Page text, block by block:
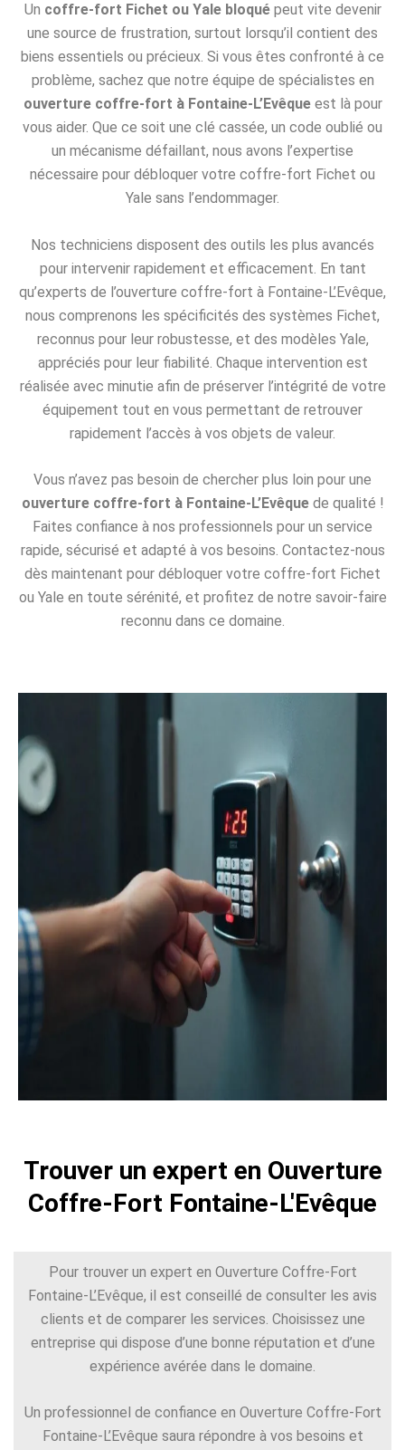
Un coffre-fort Fichet ou Yale bloquépeut vite devenir
une source de frustration, surtout lorsqu’il contient des
biens essentiels ou précieux. Si vous êtes confronté à ce
problème, sachez que notre équipe de spécialistes en
ouverture coffre-fort à Fontaine-L’Evêqueest là pour
vous aider. Que ce soit une clé cassée, un code oublié ou
un mécanisme défaillant, nous avons l’expertise
nécessaire pour débloquer votre coffre-fort Fichet ou
Yale sans l’endommager.
Nos techniciens disposent des outils les plus avancés
pour intervenir rapidement et efficacement. En tant
qu’experts de l’ouverture coffre-fort à Fontaine-L’Evêque,
nous comprenons les spécificités des systèmes Fichet,
reconnus pour leur robustesse, et des modèles Yale,
appréciés pour leur fiabilité. Chaque intervention est
réalisée avec minutie afin de préserver l’intégrité de votre
équipement tout en vous permettant de retrouver
rapidement l’accès à vos objets de valeur.
Vous n’avez pas besoin de chercher plus loin pour une
ouverture coffre-fort à Fontaine-L’Evêquede qualité !
Faites confiance à nos professionnels pour un service
rapide, sécurisé et adapté à vos besoins. Contactez-nous
dès maintenant pour débloquer votre coffre-fort Fichet
ou Yale en toute sérénité, et profitez de notre savoir-faire
reconnu dans ce domaine.
Trouver un expert en Ouverture
Coffre-Fort Fontaine-L'Evêque
Pour trouver un expert en Ouverture Coffre-Fort
Fontaine-L’Evêque, il est conseillé de consulter les avis
clients et de comparer les services. Choisissez une
entreprise qui dispose d’une bonne réputation et d’une
expérience avérée dans le domaine.
Un professionnel de confiance en Ouverture Coffre-Fort
Fontaine-L’Evêque saura répondre à vos besoins et